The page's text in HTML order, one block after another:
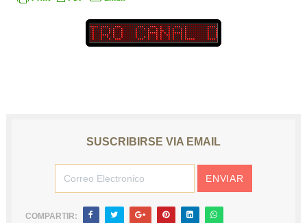
SUSCRIBIRSE VIA EMAIL
COMPARTIR: